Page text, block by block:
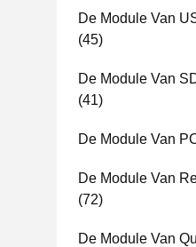
De Module Van
(45)
De Module Van
(41)
De Module Van
De Module Van
(72)
De Module Van